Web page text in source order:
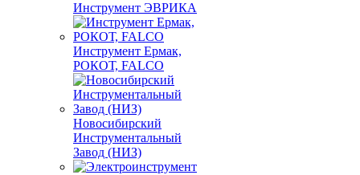
Инструмент ЭВРИКА
Инструмент Ермак,
РОКОТ, FALCO
Новосибирский
Инструментальный
Завод (НИЗ)